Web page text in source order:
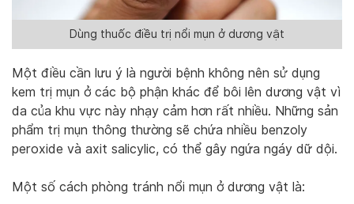
Dùng thuốc điều trị nổi mụn ở dương vật
Một điều cần lưu ý là người bệnh không nên sử dụng
kem trị mụn ở các bộ phận khác để bôi lên dương vật vì
da của khu vực này nhạy cảm hơn rất nhiều. Những sản
phẩm trị mụn thông thường sẽ chứa nhiều benzoly
peroxide và axit salicylic, có thể gây ngứa ngáy dữ dội.
Một số cách phòng tránh nổi mụn ở dương vật là: